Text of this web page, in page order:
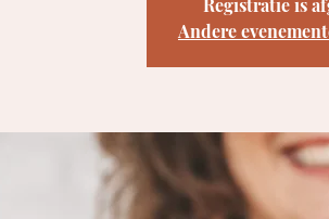
Registratie is
Andere